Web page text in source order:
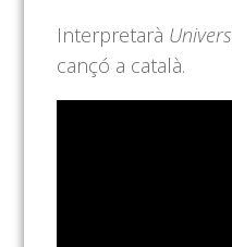
Interpretarà Univers
cançó a català.